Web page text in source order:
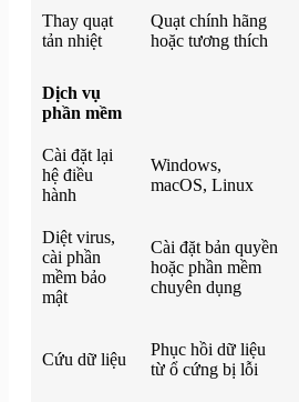
Thay quạt
tản nhiệt
Quạt chính hãng
hoặc tương thích
Dịch vụ
phần mềm
Cài đặt lại
hệ điều
hành
Windows,
macOS, Linux
Diệt virus,
cài phần
mềm bảo
mật
Cài đặt bản quyền
hoặc phần mềm
chuyên dụng
Cứu dữ liệu
Phục hồi dữ liệu
từ ổ cứng bị lỗi